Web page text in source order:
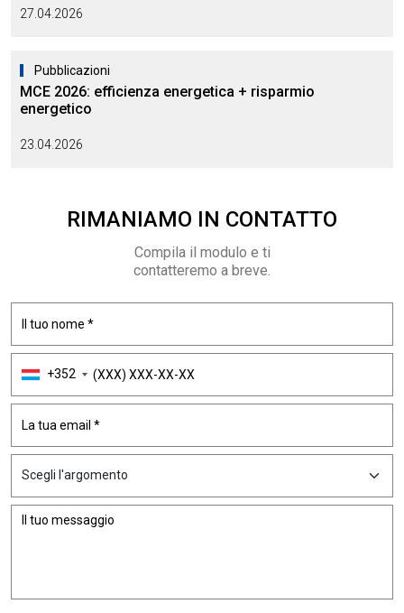
27.04.2026
Pubblicazioni
MCE 2026: efficienza energetica + risparmio
energetico
23.04.2026
RIMANIAMO IN CONTATTO
Compila il modulo e ti
contatteremo a breve.
+352